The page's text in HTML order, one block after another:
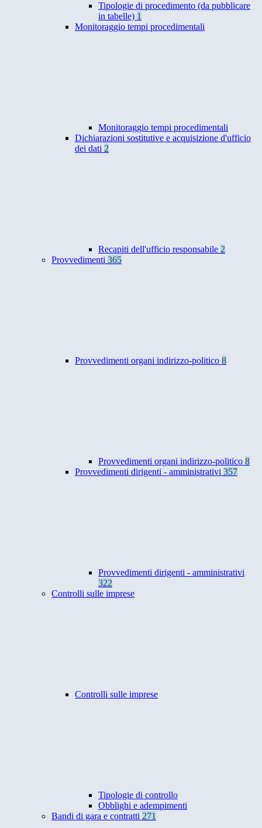
Tipologie di procedimento (da pubblicare
in tabelle) 1
Monitoraggio tempi procedimentali
Monitoraggio tempi procedimentali
Dichiarazioni sostitutive e acquisizione d'ufficio
dei dati 2
Recapiti dell'ufficio responsabile 2
Provvedimenti 365
Provvedimenti organi indirizzo-politico 8
Provvedimenti organi indirizzo-politico 8
Provvedimenti dirigenti - amministrativi 357
Provvedimenti dirigenti - amministrativi
322
Controlli sulle imprese
Controlli sulle imprese
Tipologie di controllo
Obblighi e adempimenti
Bandi di gara e contratti 271